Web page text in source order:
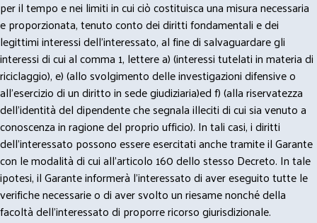
per il tempo e nei limiti in cui ciò costituisca una misura necessaria
e proporzionata, tenuto conto dei diritti fondamentali e dei
legittimi interessi dell’interessato, al fine di salvaguardare gli
interessi di cui al comma 1, lettere a) (interessi tutelati in materia di
riciclaggio), e) (allo svolgimento delle investigazioni difensive o
all’esercizio di un diritto in sede giudiziaria)ed f) (alla riservatezza
dell’identità del dipendente che segnala illeciti di cui sia venuto a
conoscenza in ragione del proprio ufficio). In tali casi, i diritti
dell’interessato possono essere esercitati anche tramite il Garante
con le modalità di cui all’articolo 160 dello stesso Decreto. In tale
ipotesi, il Garante informerà l’interessato di aver eseguito tutte le
verifiche necessarie o di aver svolto un riesame nonché della
facoltà dell’interessato di proporre ricorso giurisdizionale.